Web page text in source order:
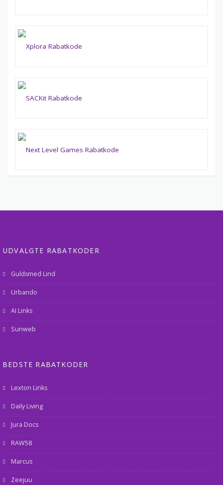
UDVALGTE RABATKODER
Guldsmed Lind
Urbando
AI Links
Sunweb
BEDSTE RABATKODER
Lexton Links
Daily Living
Jura Docs
RAW58
Marcus
Zeejuu